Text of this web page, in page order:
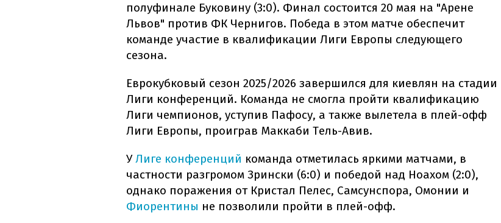
полуфинале Буковину (3:0). Финал состоится 20 мая на "Арене
Львов" против ФК Чернигов. Победа в этом матче обеспечит
команде участие в квалификации Лиги Европы следующего
сезона.
Еврокубковый сезон 2025/2026 завершился для киевлян на стадии
Лиги конференций. Команда не смогла пройти квалификацию
Лиги чемпионов, уступив Пафосу, а также вылетела в плей-офф
Лиги Европы, проиграв Маккаби Тель-Авив.
УЛиге конференций команда отметилась яркими матчами, в
частности разгромом Зрински (6:0) и победой над Ноахом (2:0),
однако поражения от Кристал Пелес, Самсунспора, Омонии и
Фиорентины не позволили пройти в плей-офф.